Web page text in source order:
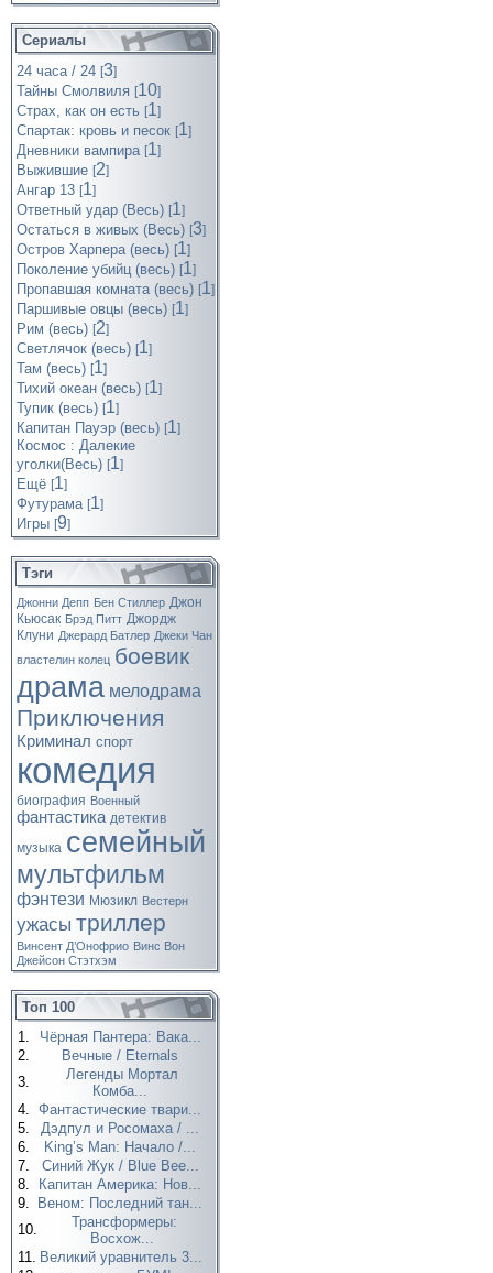
Сериалы
24 часа / 24 [3]
Тайны Смолвиля [10]
Страх, как он есть [1]
Спартак: кровь и песок [1]
Дневники вампира [1]
Выжившие [2]
Ангар 13 [1]
Ответный удар (Весь) [1]
Остаться в живых (Весь) [3]
Остров Харпера (весь) [1]
Поколение убийц (весь) [1]
Пропавшая комната (весь) [1]
Паршивые овцы (весь) [1]
Рим (весь) [2]
Светлячок (весь) [1]
Там (весь) [1]
Тихий океан (весь) [1]
Тупик (весь) [1]
Капитан Пауэр (весь) [1]
Космос : Далекие
уголки(Весь) [1]
Ещё [1]
Футурама [1]
Игры [9]
Тэги
Джонни Депп Бен Стиллер Джон
Кьюсак Брэд Питт Джордж
Клуни Джерард Батлер Джеки Чан
властелин колец боевик
драма мелодрама
Приключения
Криминал спорт
комедия
биография Военный
фантастика детектив
музыка семейный
мультфильм
фэнтези Мюзикл Вестерн
ужасы триллер
Винсент Д’Онофрио Винс Вон
Джейсон Стэтхэм
Топ 100
1.
Чёрная Пантера: Вака...
2.
Вечные / Eternals
3.
Легенды Мортал
Комба...
4. Фантастические твари...
5.
Дэдпул и Росомаха / ...
6.
King’s Man: Начало /...
7.
Синий Жук / Blue Bee...
8.
Капитан Америка: Нов...
9.
Веном: Последний тан...
10.
Трансформеры:
Восхож...
11. Великий уравнитель 3...